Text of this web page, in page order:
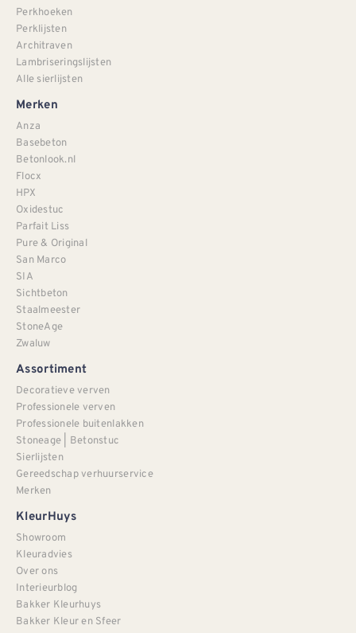
Perkhoeken
Perklijsten
Architraven
Lambriseringslijsten
Alle sierlijsten
Merken
Anza
Basebeton
Betonlook.nl
Flocx
HPX
Oxidestuc
Parfait Liss
Pure & Original
San Marco
SIA
Sichtbeton
Staalmeester
StoneAge
Zwaluw
Assortiment
Decoratieve verven
Professionele verven
Professionele buitenlakken
Stoneage | Betonstuc
Sierlijsten
Gereedschap verhuurservice
Merken
KleurHuys
Showroom
Kleuradvies
Over ons
Interieurblog
Bakker Kleurhuys
Bakker Kleur en Sfeer